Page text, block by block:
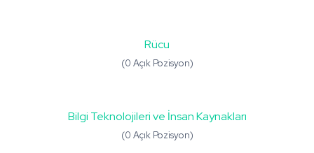
Rücu
(0 Açık Pozisyon)
Bilgi Teknolojileri ve İnsan Kaynakları
(0 Açık Pozisyon)